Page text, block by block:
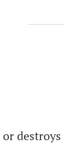
ordestroys